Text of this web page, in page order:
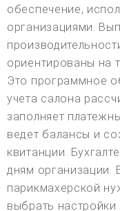
обеспечение,
организациями.
ориентированы на
Это программное
учета салона
заполняет
ведет балансы и
квитанции.
дням организации.
парикмахерской
выбрать настройки